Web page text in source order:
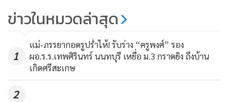
186
ระวังรอยเลื่อนปัว จ.น่าน
ข่าวในหมวดล่าสุด
1
แม่-ภรรยากอดรูปร่ำไห้! รับร่าง “ครูพงศ์” รอง
ผอ.ร.ร.เทพศิรินทร์ นนทบุรี เหยื่อ ม.3 กราดยิง ถึงบ้าน
เกิดศรีสะเกษ
2